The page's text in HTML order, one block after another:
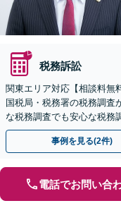
税務訴訟
関東エリア対応【相談料無
国税局・税務署の税務調査
な税務調査でも安心な税務
なる前にご相談を
事例を見る(2件)
電話でお問い合